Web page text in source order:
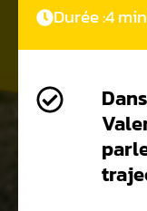
Durée :4